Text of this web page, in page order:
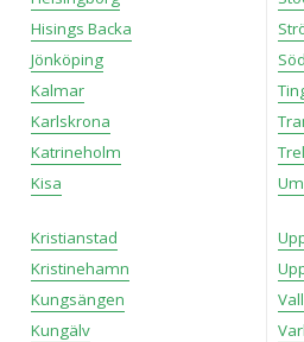
Hisings Backa
Jönköping
Kalmar
Karlskrona
Katrineholm
Kisa
Kristianstad
Kristinehamn
Kungsängen
Kungälv